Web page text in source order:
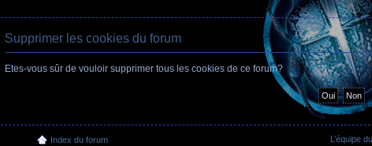
Supprimer les cookies du forum
Etes-vous sûr de vouloir supprimer tous les cookies de ce forum?
Index du forum L’équipe